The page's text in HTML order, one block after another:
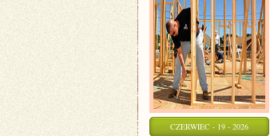
CZERWIEC - 19 - 2026